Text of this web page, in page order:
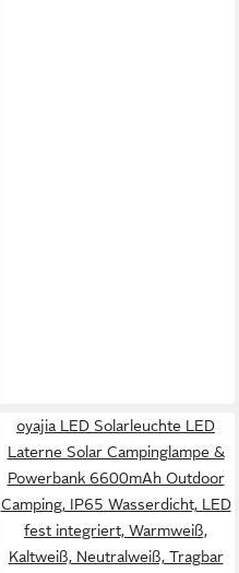
oyajia LED Solarleuchte LED
Laterne Solar Campinglampe &
Powerbank 6600mAh Outdoor
Camping, IP65 Wasserdicht, LED
fest integriert, Warmweiß,
Kaltweiß, Neutralweiß, Tragbar